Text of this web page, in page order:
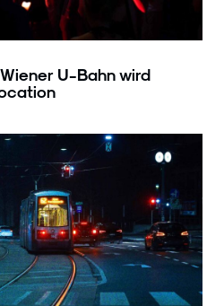
U-Bahn wird